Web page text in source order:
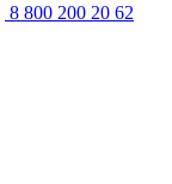
8 800 200 20 62